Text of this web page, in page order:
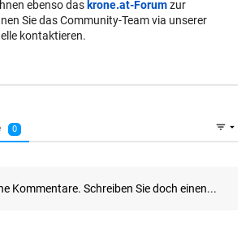
ebenso das krone.at-Forumzur
Sie das Community-Team via unserer
kontaktieren.